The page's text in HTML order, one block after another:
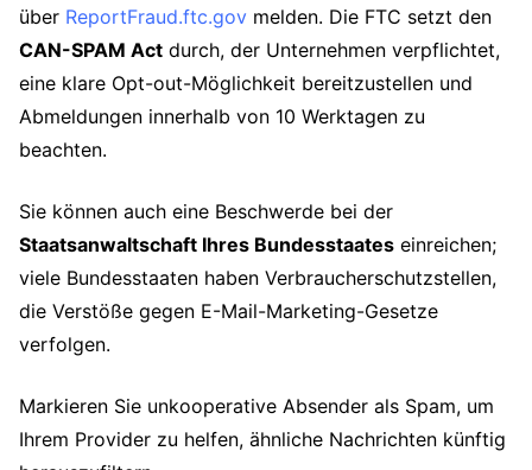
über ReportFraud.ftc.gov melden. Die FTC setzt den
CAN-SPAM Act durch, der Unternehmen verpflichtet,
eine klare Opt-out-Möglichkeit bereitzustellen und
Abmeldungen innerhalb von 10 Werktagen zu
beachten.
Sie können auch eine Beschwerde bei der
Staatsanwaltschaft Ihres Bundesstaates einreichen;
viele Bundesstaaten haben Verbraucherschutzstellen,
die Verstöße gegen E-Mail-Marketing-Gesetze
verfolgen.
Markieren Sie unkooperative Absender als Spam, um
Ihrem Provider zu helfen, ähnliche Nachrichten künftig